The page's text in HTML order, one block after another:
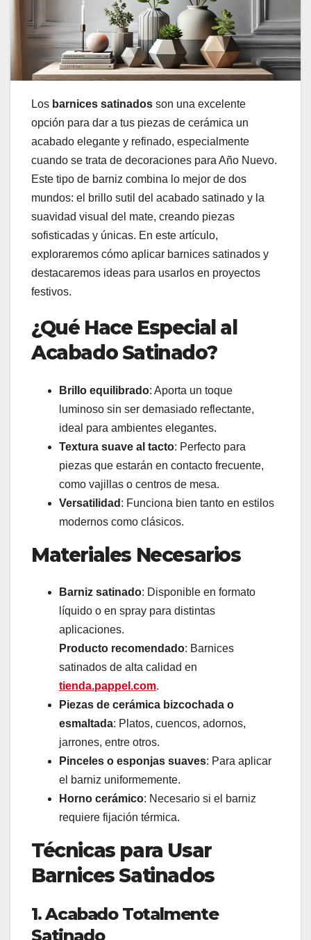
Los barnices satinados son una excelente
opción para dar a tus piezas de cerámica un
acabado elegante y refinado, especialmente
cuando se trata de decoraciones para Año Nuevo.
Este tipo de barniz combina lo mejor de dos
mundos: el brillo sutil del acabado satinado y la
suavidad visual del mate, creando piezas
sofisticadas y únicas. En este artículo,
exploraremos cómo aplicar barnices satinados y
destacaremos ideas para usarlos en proyectos
festivos.
¿Qué Hace Especial al
Acabado Satinado?
Brillo equilibrado: Aporta un toque
luminoso sin ser demasiado reflectante,
ideal para ambientes elegantes.
Textura suave al tacto: Perfecto para
piezas que estarán en contacto frecuente,
como vajillas o centros de mesa.
Versatilidad : Funciona bien tanto en estilos
modernos como clásicos.
Materiales Necesarios
Barniz satinado: Disponible en formato
líquido o en spray para distintas
aplicaciones.
Producto recomendado: Barnices
satinados de alta calidad en
tienda.pappel.com.
Piezas de cerámica bizcochada o
esmaltada: Platos, cuencos, adornos,
jarrones, entre otros.
Pinceles o esponjas suaves: Para aplicar
el barniz uniformemente.
Horno cerámico: Necesario si el barniz
requiere fijación térmica.
Técnicas para Usar
Barnices Satinados
1. Acabado Totalmente
Satinado